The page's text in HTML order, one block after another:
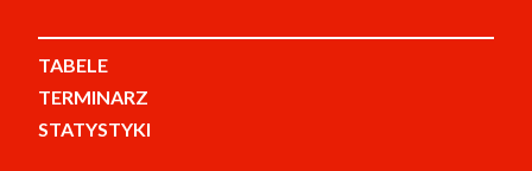
TABELE
TERMINARZ
STATYSTYKI